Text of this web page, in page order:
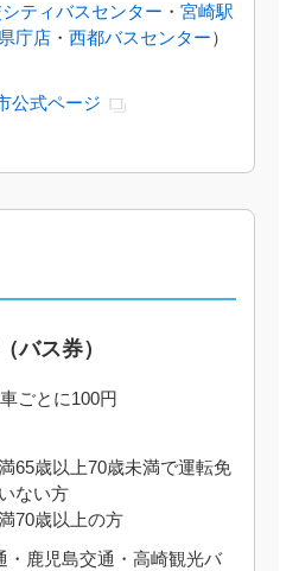
ティバスセンター ・ 宮崎駅
県庁店・ 西都バスセンター）
公式ページ
バス券）
ごとに100円
65歳以上70歳未満で運転免
ない方
70歳以上の方
・鹿児島交通・高崎観光バ